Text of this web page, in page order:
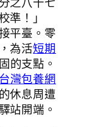
準！」
平臺。零
為活短期
的支點。
台灣包養網
休息周遭
站開端。